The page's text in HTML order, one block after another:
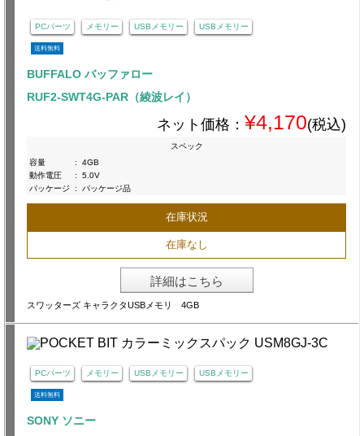
PCパーツ メモリー USBメモリー USBメモリー
送料無料
BUFFALO バッファロー
RUF2-SWT4G-PAR（綾波レイ）
ネット価格： ¥4,170(税込)
スペック
容量
:
4GB
動作電圧
:
5.0V
パッケージ
: パッケージ品
在庫状況
在庫なし
詳細はこちら
スワッターズ キャラクタUSBメモリ 4GB
PCパーツ メモリー USBメモリー USBメモリー
送料無料
SONY ソニー